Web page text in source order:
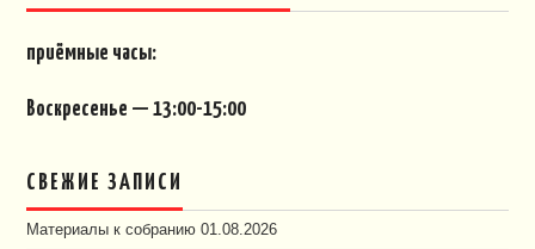
приёмные часы:
Воскресенье — 13:00-15:00
СВЕЖИЕ ЗАПИСИ
Материалы к собранию 01.08.2026